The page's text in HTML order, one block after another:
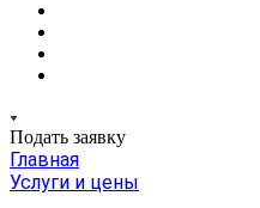
Подать заявку
Главная
Услуги и цены